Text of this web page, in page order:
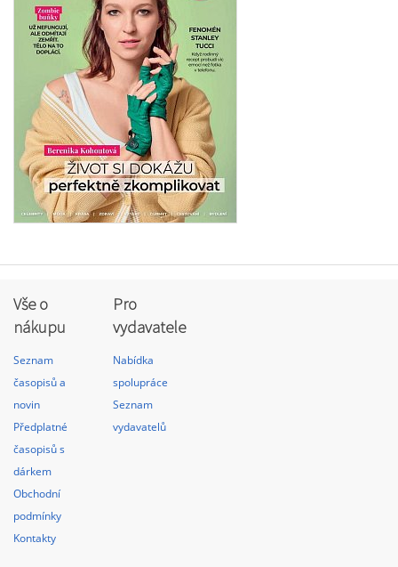
Vše o
nákupu
Seznam
časopisů a
novin
Předplatné
časopisů s
dárkem
Obchodní
podmínky
Kontakty
Pro
vydavatele
Nabídka
spolupráce
Seznam
vydavatelů